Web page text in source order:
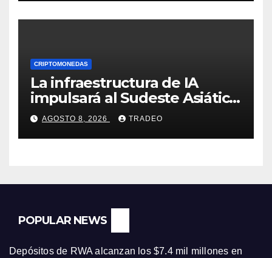
CRIPTOMONEDAS
La infraestructura de IA
impulsará al Sudeste Asiático,
destaca United Overseas
Bank
AGOSTO 8, 2026 TRADEO
POPULAR NEWS
Depósitos de RWA alcanzan los $7.4 mil millones en